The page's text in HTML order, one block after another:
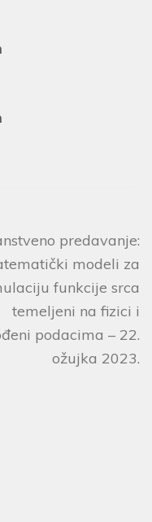
predavanje:
modeli za
funkcije srca
temeljeni na fizici i
podacima – 22.
ožujka 2023.